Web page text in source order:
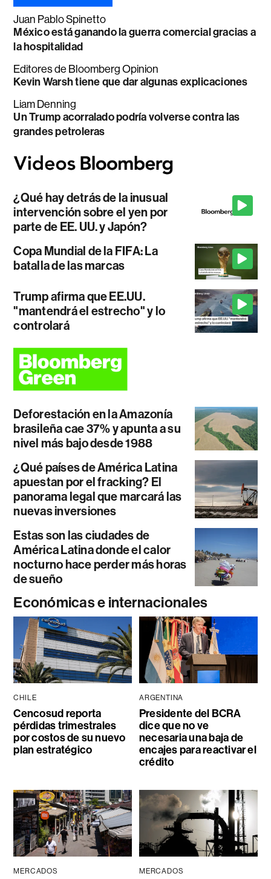
Juan Pablo Spinetto
México está ganando la guerra comercial gracias a
la hospitalidad
Editores de Bloomberg Opinion
Kevin Warsh tiene que dar algunas explicaciones
Liam Denning
Un Trump acorralado podría volverse contra las
grandes petroleras
¿Qué hay detrás de la inusual
intervención sobre el yen por
parte de EE. UU. y Japón?
Copa Mundial de la FIFA: La
batalla de las marcas
Trump afirma que EE.UU.
"mantendrá el estrecho" y lo
controlará
Deforestación en la Amazonía
brasileña cae 37% y apunta a su
nivel más bajo desde 1988
¿Qué países de América Latina
apuestan por el fracking? El
panorama legal que marcará las
nuevas inversiones
Estas son las ciudades de
América Latina donde el calor
nocturno hace perder más horas
de sueño
Económicas e internacionales
CHILE
Cencosud reporta
pérdidas trimestrales
por costos de su nuevo
plan estratégico
ARGENTINA
Presidente del BCRA
dice que no ve
necesaria una baja de
encajes para reactivar el
crédito
MERCADOS MERCADOS